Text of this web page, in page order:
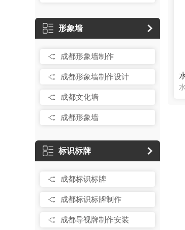
形象墙
成都形象墙制作
成都形象墙制作设计
成都文化墙
成都形象墙
标识标牌
成都标识标牌
成都标识标牌制作
成都导视牌制作安装